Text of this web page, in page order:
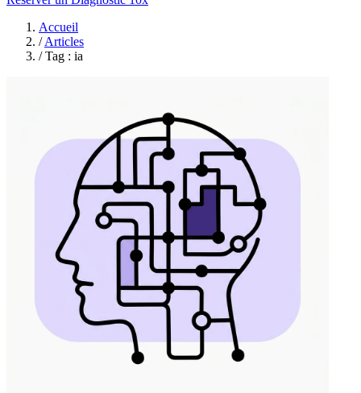
Accueil
/ Articles
/ Tag : ia